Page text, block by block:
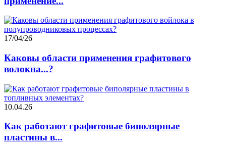
17/04/26
Каковы области применения графитового
волокна...?
10.04.26
Как работают графитовые биполярные
пластины в...